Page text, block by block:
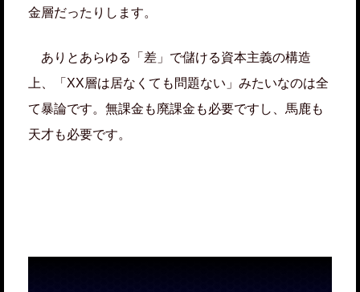
金層だったりします。
ありとあらゆる「差」で儲ける資本主義の構造
上、「XX層は居なくても問題ない」みたいなのは全
て暴論です。無課金も廃課金も必要ですし、馬鹿も
天才も必要です。